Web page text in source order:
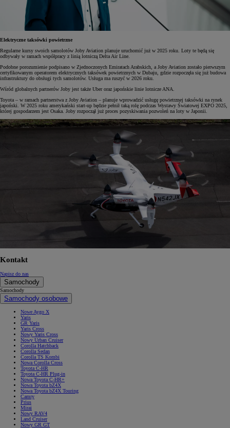
Elektryczne taksówki powietrzne
Regularne kursy swoich samolotów Joby Aviation planuje uruchomić już w 2025 roku. Loty te będą się
odbywały w ramach współpracy z linią lotniczą Delta Air Line.
Podobne porozumienie podpisano w Zjednoczonych Emiratach Arabskich, a Joby Aviation zostało pierwszym
certyfikowanym operatorem elektrycznych taksówek powietrznych w Dubaju, gdzie rozpoczęła się już budowa
infrastruktury do obsługi tych samolotów. Usługa ma ruszyć w 2026 roku.
Wśród globalnych partnerów Joby jest także Uber oraz japońskie linie lotnicze ANA.
Toyota – w ramach partnerstwa z Joby Aviation – planuje wprowadzić usługę powietrznej taksówki na rynek
japoński. W 2025 roku amerykański start-up będzie pełnił taką rolę podczas Wystawy Światowej EXPO 2025,
której gospodarzem jest Osaka. Joby rozpoczął już proces pozyskiwania pozwoleń na loty w Japonii.
Kontakt
Napisz do nas
Samochody
Samochody
Samochody osobowe
Nowe Aygo X
Yaris
GR Yaris
Yaris Cross
Nowy Yaris Cross
Nowy Urban Cruiser
Corolla Hatchback
Corolla Sedan
Corolla TS Kombi
Nowa Corolla Cross
Toyota C-HR
Toyota C-HR Plug-in
Nowa Toyota C-HR+
Nowa Toyota bZ4X
Nowa Toyota bZ4X Touring
Camry
Prius
Mirai
Nowy RAV4
Land Cruiser
Nowy GR GT